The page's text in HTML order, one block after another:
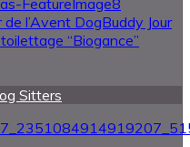
de l’Avent DogBuddy Jour
“Biogance”
Sitters